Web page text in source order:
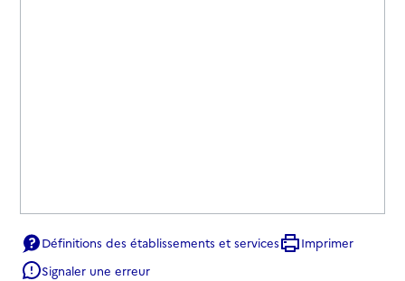
Définitions des établissements et services
Imprimer
Signaler une erreur